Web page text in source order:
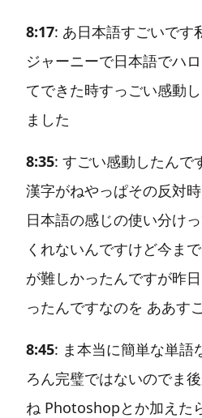
8:17: あ日本語すごいです
ジャーニーで日本語でハ
てできた時すっごい感動
ました
8:35: すごい感動したんで
漢字がねやっぱその反対
日本語の感じの使い分け
くれないんですけど今ま
が難しかったんですが昨
ったんですなのを ああす
8:45: ま本当に簡単な単語
ろん完璧ではないのでま
ね Photoshopとか加えた